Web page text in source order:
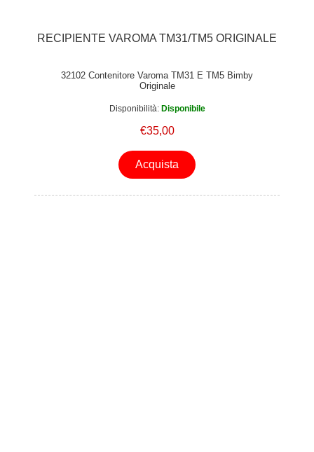
RECIPIENTE VAROMA TM31/TM5 ORIGINALE
32102 Contenitore Varoma TM31 E TM5 Bimby
Originale
Disponibilità: Disponibile
€35,00
Acquista